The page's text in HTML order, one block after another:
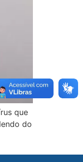
que
do